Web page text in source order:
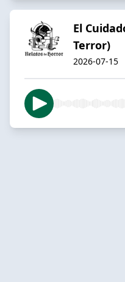
El
Terror)
2026-07-15